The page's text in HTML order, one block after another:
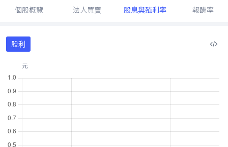
個股概覽 法人買賣 股息與殖利率 報酬率
股利